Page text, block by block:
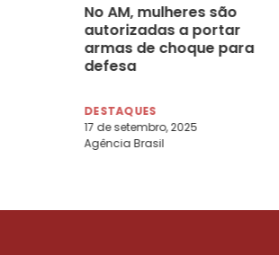
No AM, mulheres são
autorizadas a portar
armas de choque para
defesa
DESTAQUES
17 de setembro, 2025
Agência Brasil